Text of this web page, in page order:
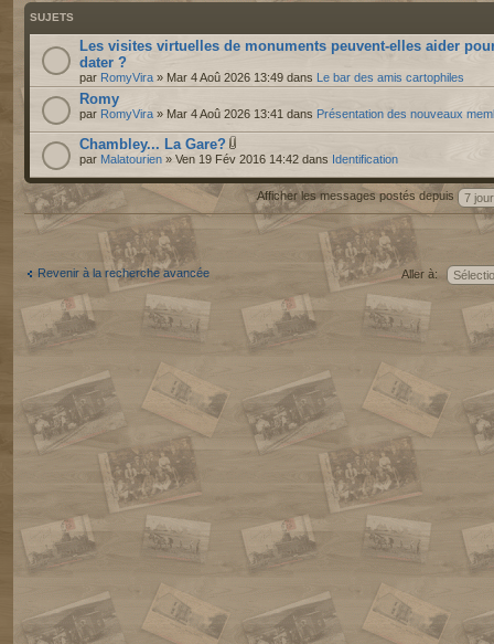
SUJETS
Les visites virtuelles de monuments peuvent-elles aider
dater ?
par RomyVira » Mar 4 Aoû 2026 13:49 dans Le bar des amis cartophiles
Romy
par RomyVira » Mar 4 Aoû 2026 13:41 dans Présentation des nouveaux
Chambley... La Gare?
par Malatourien » Ven 19 Fév 2016 14:42 dans Identification
Afficher les messages postés depuis
Revenir à la recherche avancée Aller à: